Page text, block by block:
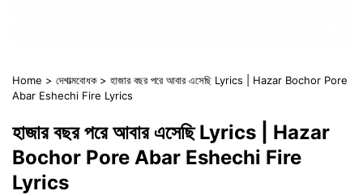
Home > দেশাত্মবোধক> হাজার বছর পরে আবার এসেছি Lyrics | Hazar Bochor Pore
Abar Eshechi Fire Lyrics
হাজার বছর পরে আবার এসেছি Lyrics | Hazar
Bochor Pore Abar Eshechi Fire
Lyrics